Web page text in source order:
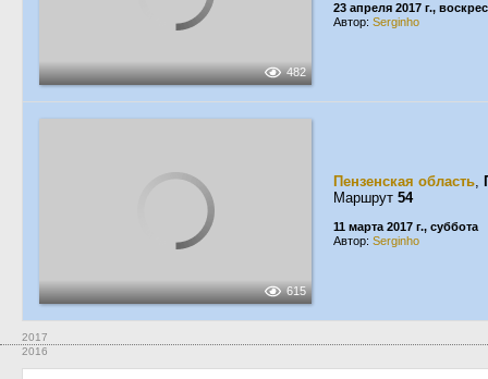
482
23 апреля 2017 г.,
Автор: Serginho
615
Пензенская область,
Маршрут 54
11 марта 2017 г., суббота
Автор: Serginho
2017
2016